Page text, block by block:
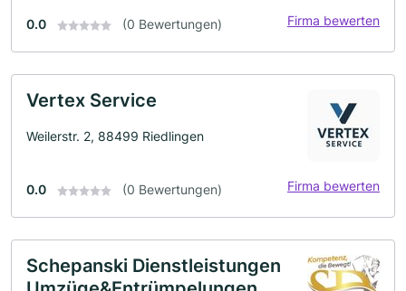
0.0 (0 Bewertungen) Firma bewerten
Vertex Service
Weilerstr. 2, 88499 Riedlingen
0.0 (0 Bewertungen) Firma bewerten
Schepanski Dienstleistungen